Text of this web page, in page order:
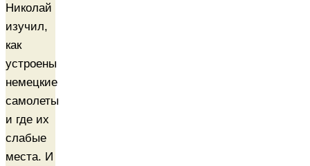
Николай
изучил,
как
устроены
немецкие
самолеты
и где их
слабые
места. И